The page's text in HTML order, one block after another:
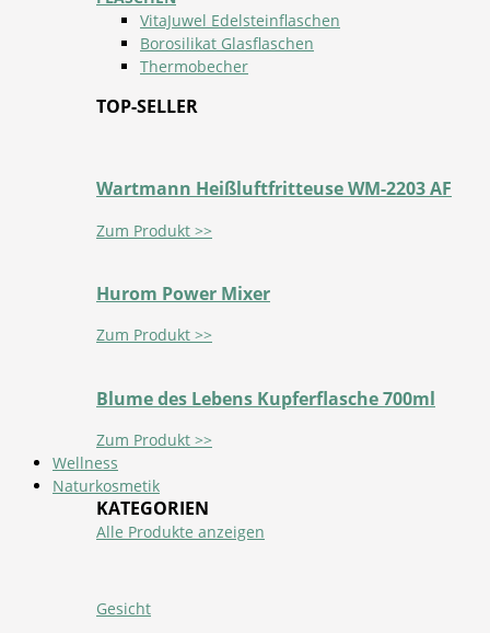
VitaJuwel Edelsteinflaschen
Borosilikat Glasflaschen
Thermobecher
TOP-SELLER
Wartmann Heißluftfritteuse WM-2203 AF
Zum Produkt >>
Hurom Power Mixer
Zum Produkt >>
Blume des Lebens Kupferflasche 700ml
Zum Produkt >>
Wellness
Naturkosmetik
KATEGORIEN
Alle Produkte anzeigen
Gesicht